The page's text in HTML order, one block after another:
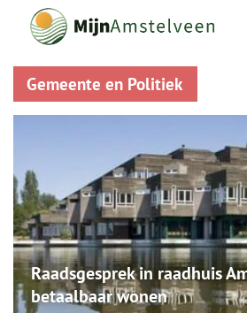
Gemeente en Politiek
Raadsgesprek in raadhuis
betaalbaar wonen